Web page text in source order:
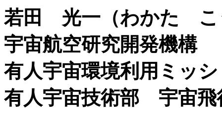
若田 光一（わかた こ
宇宙航空研究開発機構
有人宇宙環境利用ミッ
有人宇宙技術部 宇宙飛